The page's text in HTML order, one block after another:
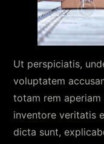
Ut perspiciatis,
voluptatem
totam rem aperiam
inventore veritatis
dicta sunt,